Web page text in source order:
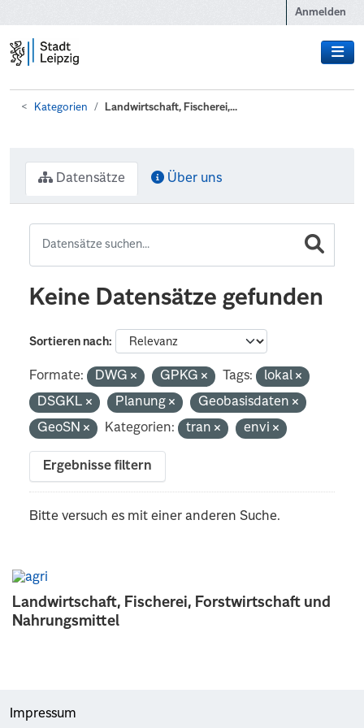
Anmelden
Kategorien Landwirtschaft, Fischerei,...
Landwirtschaft, Fischerei, Forstwirtschaft und
Nahrungsmittel
Datensätze Über uns
Keine Datensätze gefunden
Sortieren nach
Formate: DWG GPKG Tags:
lokal
DSGKL
Planung
Geobasisdaten
GeoSN
Kategorien: tran envi
Ergebnisse filtern
Bitte versuch es mit einer anderen Suche.
Impressum